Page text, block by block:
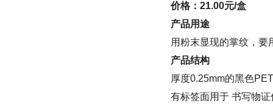
价格：21.00元/盒
产品用途
用粉末显现的掌纹，要
产品结构
厚度0.25mm的黑色
有标签面用于 书写物证